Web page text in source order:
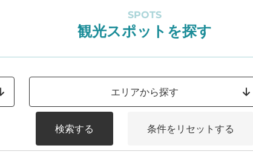
SPOTS
観光スポットを探す
エリアから探す
検索する 条件をリセットする